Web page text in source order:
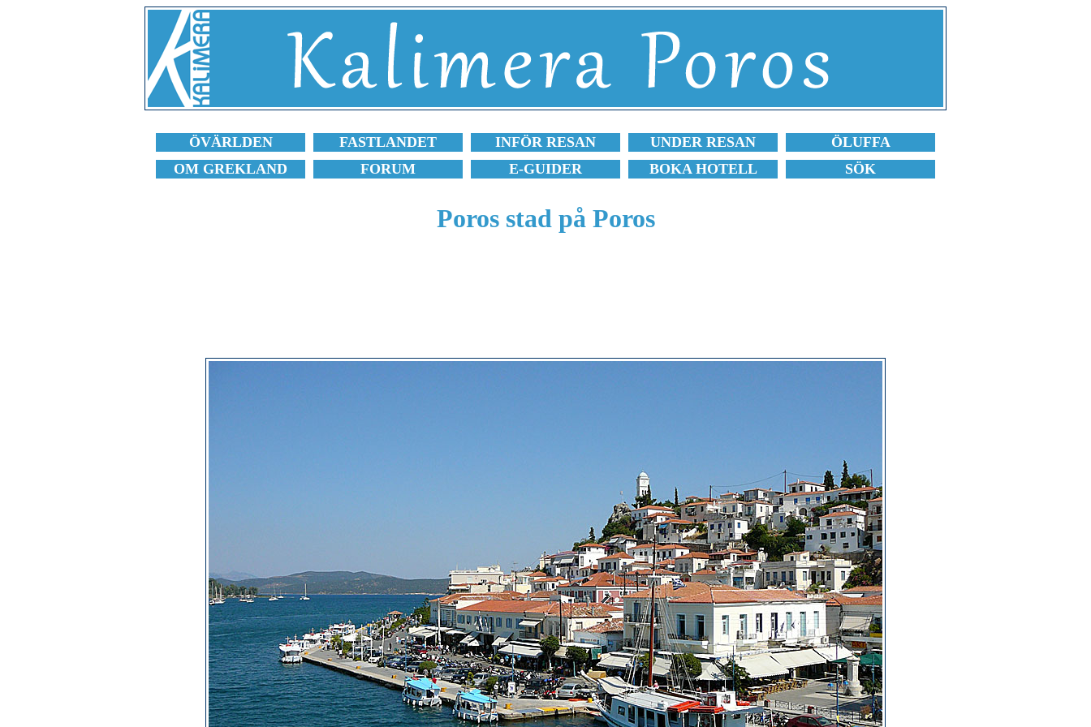
ÖVÄRLDEN FASTLANDET INFÖR RESAN UNDER RESAN
ÖLUFFA
OM GREKLAND
FORUM E-GUIDER BOKA HOTELL SÖK
Poros stad på Poros